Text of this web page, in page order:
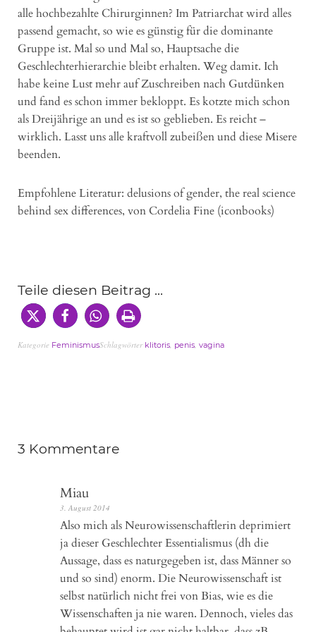
alle hochbezahlte Chirurginnen? Im Patriarchat wird alles
passend gemacht, so wie es günstig für die dominante
Gruppe ist. Mal so und Mal so, Hauptsache die
Geschlechterhierarchie bleibt erhalten. Weg damit. Ich
habe keine Lust mehr auf Zuschreiben nach Gutdünken
und fand es schon immer bekloppt. Es kotzte mich schon
als Dreijährige an und es ist so geblieben. Es reicht –
wirklich. Lasst uns alle kraftvoll zubeißen und diese Misere
beenden.
Empfohlene Literatur: delusions of gender, the real science
behind sex differences, von Cordelia Fine (iconbooks)
Teile diesen Beitrag ...
Kategorie FeminismusSchlagwörter klitoris, penis, vagina
3 Kommentare
Miau
3. August 2014
Also mich als Neurowissenschaftlerin deprimiert
ja dieser Geschlechter Essentialismus (dh die
Aussage, dass es naturgegeben ist, dass Männer so
und so sind) enorm. Die Neurowissenschaft ist
selbst natürlich nicht frei von Bias, wie es die
Wissenschaften ja nie waren. Dennoch, vieles das